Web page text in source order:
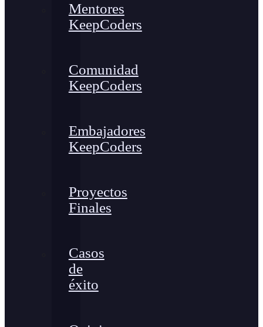
Mentores
KeepCoders
Comunidad
KeepCoders
Embajadores
KeepCoders
Proyectos
Finales
Casos
de
éxito